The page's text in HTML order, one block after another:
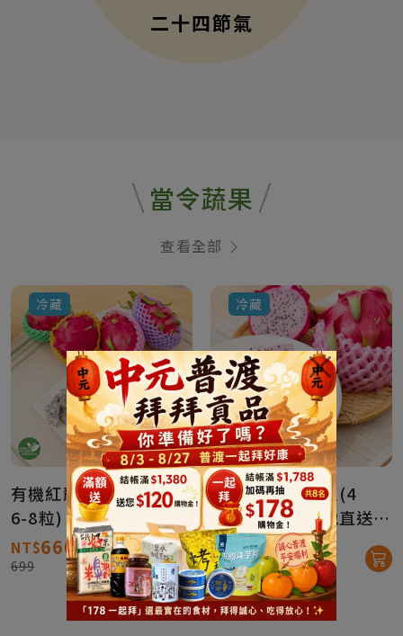
二十四節氣
當令蔬果
查看全部
冷藏
有機紅龍果-混色(4台斤
6-8粒)【產地直送免
運】
NT$660
699
冷藏
有機紅龍果-粉紅(4
斤/6-8粒)【產地直送免
運】
NT$660
699